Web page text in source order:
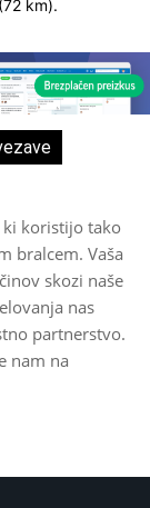
km).
koristijo tako
bralcem. Vaša
skozi naše
nas
partnerstvo.
nam na